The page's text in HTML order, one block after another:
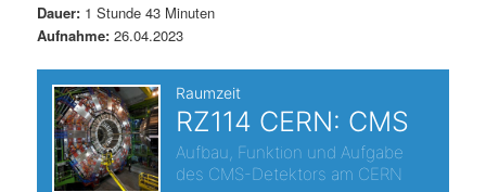
l
t
s
p
h
a
l
t
Dauer: 1 Stunde 43 Minuten
Aufnahme: 26.04.2023